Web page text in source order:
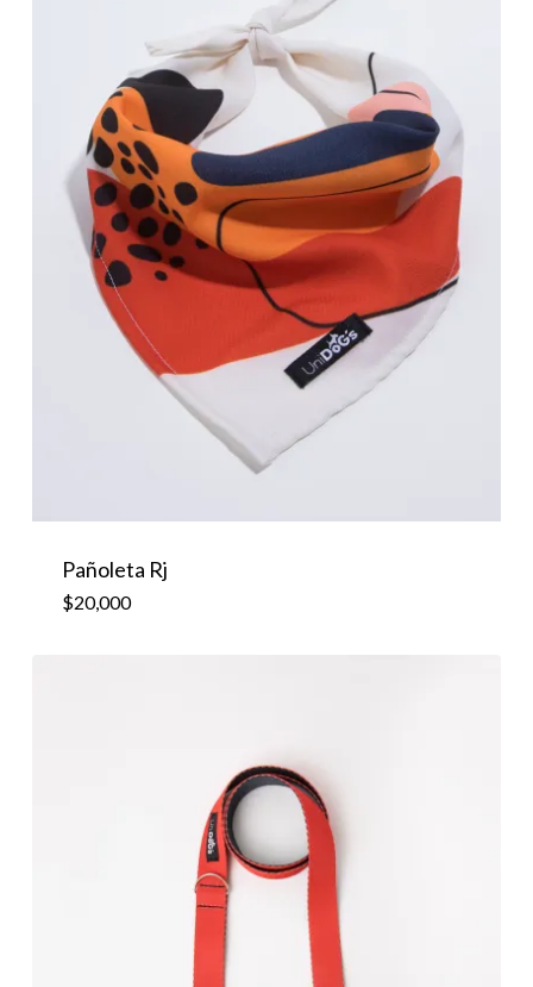
Pañoleta Rj
$20,000